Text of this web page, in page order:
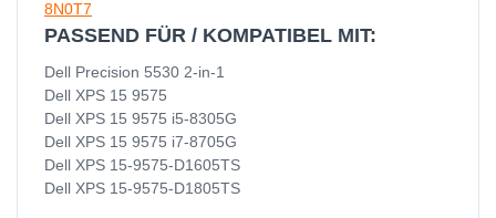
8N0T7
PASSEND FÜR / KOMPATIBEL MIT:
Dell Precision 5530 2-in-1
Dell XPS 15 9575
Dell XPS 15 9575 i5-8305G
Dell XPS 15 9575 i7-8705G
Dell XPS 15-9575-D1605TS
Dell XPS 15-9575-D1805TS